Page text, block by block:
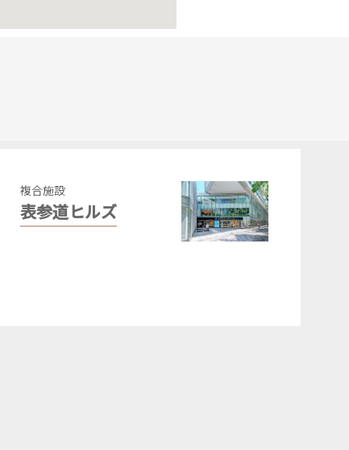
複合施設
表参道ヒルズ